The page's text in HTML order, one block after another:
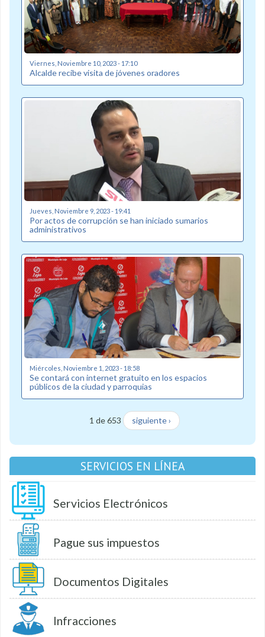
Viernes, Noviembre 10, 2023 - 17:10
Alcalde recibe visita de jóvenes oradores
Jueves, Noviembre 9, 2023 - 19:41
Por actos de corrupción se han iniciado sumarios
administrativos
Miércoles, Noviembre 1, 2023 - 18:58
Se contará con internet gratuito en los espacios
públicos de la ciudad y parroquias
1 de 653 siguiente ›
SERVICIOS EN LÍNEA
Servicios Electrónicos
Pague sus impuestos
Documentos Digitales
Infracciones